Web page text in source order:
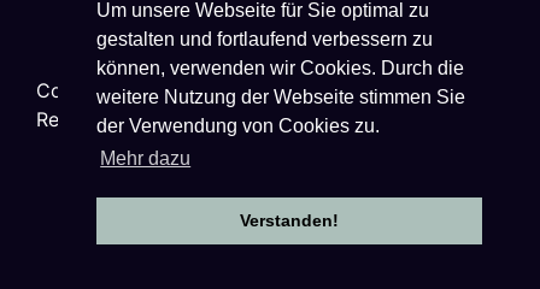
Um unsere Webseite für Sie optimal zu
gestalten und fortlaufend verbessern zu
können, verwenden wir Cookies. Durch die
weitere Nutzung der Webseite stimmen Sie
der Verwendung von Cookies zu.
Mehr dazu
Verstanden!
Copyright © 2026Techniklexikon.net - All Rights
Reserved.
Datenschutzhinweise